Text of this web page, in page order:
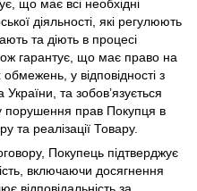
що має всі необхідні
діяльності, які регулюють
та діють в процесі
гарантує, що має право на
у відповідності з
та зобов’язується
порушення прав Покупця в
та реалізації Товару.
Покупець підтверджує
включаючи досягнення